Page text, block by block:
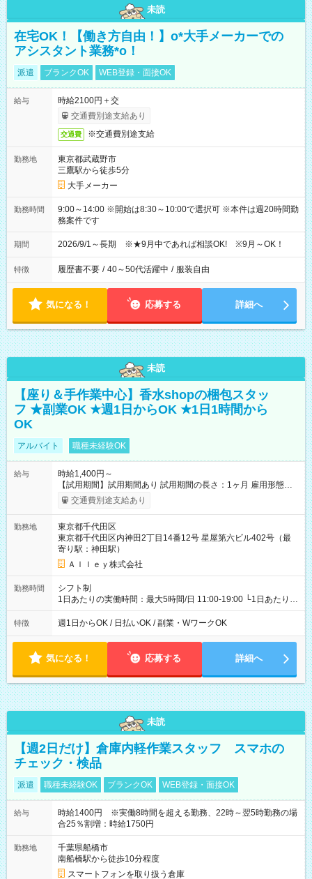
未読
在宅OK！【働き方自由！】o*大手メーカーでの
アシスタント業務*o！
派遣 ブランクOK WEB登録・面接OK
給与
時給2100円＋交
交通費別途支給あり
交通費 ※交通費別途支給
勤務地
東京都武蔵野市
三鷹駅から徒歩5分
大手メーカー
勤務時間
9:00～14:00 ※開始は8:30～10:00で選択可 ※本件は週20時間勤
務案件です
期間 2026/9/1～長期 ※★9月中であれば相談OK! ※9月～OK！
特徴 履歴書不要 / 40～50代活躍中 / 服装自由
気になる！ 応募する 詳細へ
未読
【座り＆手作業中心】香水shopの梱包スタッ
フ ★副業OK ★週1日からOK ★1日1時間から
OK
アルバイト 職種未経験OK
給与
時給1,400円～
【試用期間】試用期間あり 試用期間の長さ：1ヶ月 雇用形態、
給与は本採用時と同じです。
交通費別途支給あり
勤務地
東京都千代田区
東京都千代田区内神田2丁目14番12号 星屋第六ビル402号（最
寄り駅：神田駅）
Ａｌｌｅｙ株式会社
勤務時間
シフト制
1日あたりの実働時間：最大5時間/日 11:00-19:00 └1日あたりの
実働時間：1-5時間 └上記の時間帯内であれば、いつでも勤務可
能！ └平日・土曜日の中で、お好きな曜日でご勤務いただけま
18:00 などのように、自由な働き方が可能なお仕事です！
特徴 週1日からOK / 日払いOK / 副業・WワークOK
気になる！ 応募する 詳細へ
未読
【週2日だけ】倉庫内軽作業スタッフ スマホの
チェック・検品
派遣 職種未経験OK ブランクOK WEB登録・面接OK
給与
時給1400円 ※実働8時間を超える勤務、22時～翌5時勤務の場
合25％割増：時給1750円
勤務地
千葉県船橋市
南船橋駅から徒歩10分程度
スマートフォンを取り扱う倉庫